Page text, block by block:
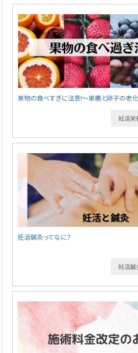
果物の食べすぎに注意!～果糖と卵子の老
妊活栄
妊活鍼灸ってなに？
妊活鍼